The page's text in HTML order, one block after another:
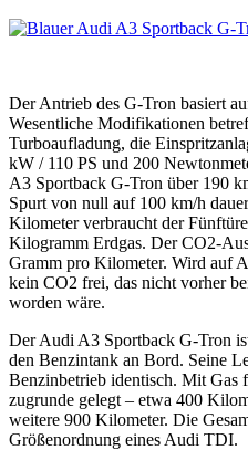
Der Antrieb des G-Tron basiert
Wesentliche Modifikationen
Turboaufladung, die
kW / 110 PS und 200
A3 Sportback G-Tron über 190
Spurt von null auf 100 km/h
Kilometer verbraucht der
Kilogramm Erdgas. Der CO2-
Gramm pro Kilometer. Wird auf
kein CO2 frei, das nicht vorher
worden wäre.
Der Audi A3 Sportback G-Tron
den Benzintank an Bord. Seine
Benzinbetrieb identisch. Mit Gas
zugrunde gelegt – etwa 400
weitere 900 Kilometer. Die
Größenordnung eines Audi TDI.